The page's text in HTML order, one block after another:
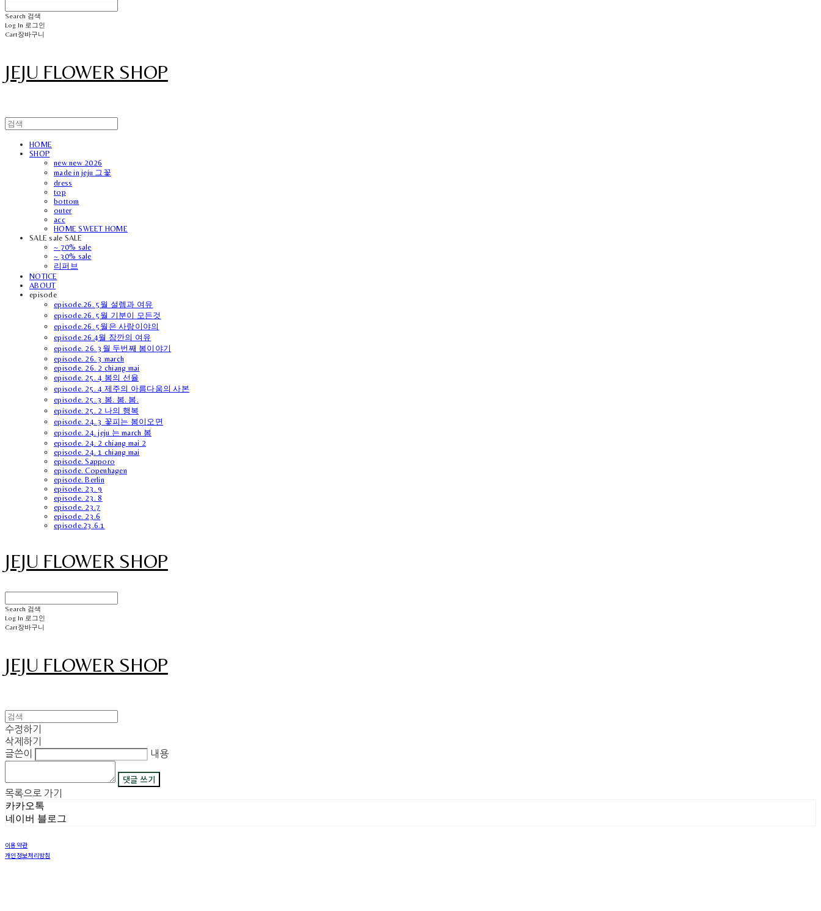
Search 검색
Log In 로그인
Cart장바구니
JEJU FLOWER SHOP
HOME
SHOP
new new 2026
made in jeju 그꽃
dress
top
bottom
outer
acc
HOME SWEET HOME
SALE sale SALE
~ 70% sale
~ 30% sale
리퍼브
NOTICE
ABOUT
episode
episode.26. 5월 설렘과 여유
episode.26. 5월 기분이 모든것
episode.26. 5월은 사랑이야의
episode.26.4월 잠깐의 여유
episode. 26. 3월 두번째 봄이야기
episode. 26. 3 march
episode. 26. 2 chiang mai
episode. 25. 4 봄의 선율
episode. 25. 4 제주의 아름다움의 사본
episode. 25. 3 봄. 봄. 봄.
episode. 25. 2 나의 행복
episode. 24. 3 꽃피는 봄이오면
episode. 24. jeju 는 march 봄
episode. 24. 2 chiang mai 2
episode. 24. 1 chiang mai
episode. Sapporo
episode. Copenhagen
episode. Berlin
episode. 23. 9
episode. 23. 8
episode. 23.7
episode. 23.6
episode.23.6.1
JEJU FLOWER SHOP
Search 검색
Log In 로그인
Cart장바구니
JEJU FLOWER SHOP
수정하기
삭제하기
글쓴이
내용
댓글 쓰기
목록으로 가기
카카오톡
네이버 블로그
이용약관
개인정보처리방침